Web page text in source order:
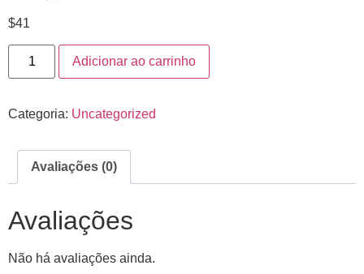
$41
Adicionar ao carrinho
Categoria: Uncategorized
Avaliações (0)
Avaliações
Não há avaliações ainda.